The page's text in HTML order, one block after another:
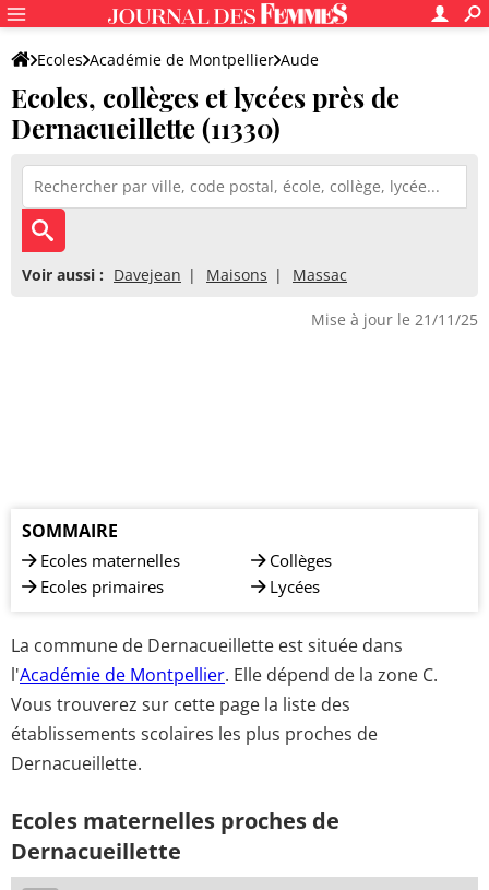
Ecoles Académie de Montpellier Aude
Ecoles, collèges et lycées près de
Dernacueillette (11330)
Voir aussi : Davejean Maisons Massac
Mise à jour le 21/11/25
SOMMAIRE
Ecoles maternelles
Ecoles primaires
Collèges
Lycées
La commune de Dernacueillette est située dans
l'Académie de Montpellier. Elle dépend de la zone C.
Vous trouverez sur cette page la liste des
établissements scolaires les plus proches de
Dernacueillette.
Ecoles maternelles proches de
Dernacueillette